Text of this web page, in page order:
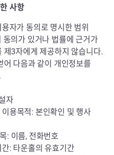
사항
자가 동의로 명시한 범위
동의가 있거나 법률에 근거가
제3자에게 제공하지 않습니다.
어 다음과 같이 개인정보를
자
용목적: 본인확인 및 행사
: 이름, 전화번호
: 타운홀의 유효기간